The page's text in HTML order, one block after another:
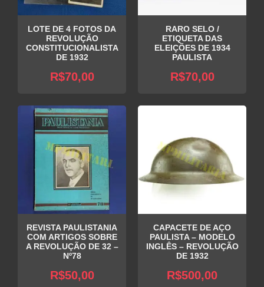
LOTE DE 4 FOTOS DA
REVOLUÇÃO
CONSTITUCIONALISTA
DE 1932
R$70,00
RARO SELO /
ETIQUETA DAS
ELEIÇÕES DE 1934
PAULISTA
R$70,00
REVISTA PAULISTANIA
COM ARTIGOS SOBRE
A REVOLUÇÃO DE 32 –
Nº78
R$50,00
CAPACETE DE AÇO
PAULISTA – MODELO
INGLÊS – REVOLUÇÃO
DE 1932
R$500,00